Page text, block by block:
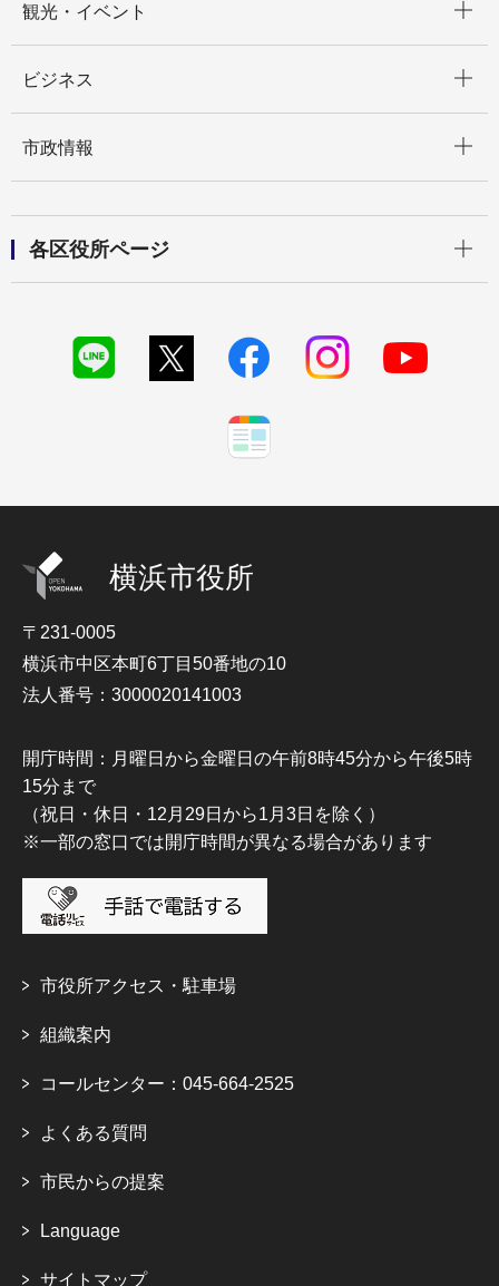
観光・イベント
ビジネス
市政情報
各区役所ページ
横浜市役所
〒231-0005
横浜市中区本町6丁目50番地の10
法人番号：3000020141003
開庁時間：月曜日から金曜日の午前8時45分から午後5時
15分まで
（祝日・休日・12月29日から1月3日を除く）
※一部の窓口では開庁時間が異なる場合があります
市役所アクセス・駐車場
組織案内
コールセンター：045-664-2525
よくある質問
市民からの提案
Language
サイトマップ